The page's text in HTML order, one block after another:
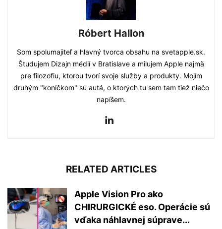
Róbert Hallon
Som spolumajiteľ a hlavný tvorca obsahu na svetapple.sk.
Študujem Dizajn médií v Bratislave a milujem Apple najmä
pre filozofiu, ktorou tvorí svoje služby a produkty. Mojím
druhým "koníčkom" sú autá, o ktorých tu sem tam tiež niečo
napíšem.
RELATED ARTICLES
Apple Vision Pro ako
CHIRURGICKÉ eso. Operácie sú
vďaka náhlavnej súprave...